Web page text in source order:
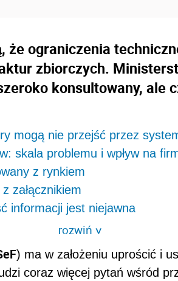
że ograniczenia
zbiorczych.
konsultowany, ale
mogą nie przejść przez
skala problemu i wpływ na
z rynkiem
załącznikiem
informacji jest niejawna
rozwiń>
) ma w założeniu uprościć i
coraz więcej pytań wśród